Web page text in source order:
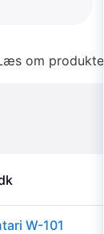
om produktet
W-101